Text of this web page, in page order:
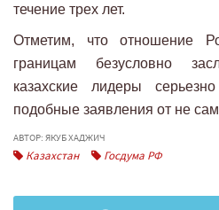
течение трех лет.
Отметим, что отношение
границам безусловно
казахские лидеры
подобные заявления от не
АВТОР: ЯКУБ ХАДЖИЧ
Казахстан Госдума РФ